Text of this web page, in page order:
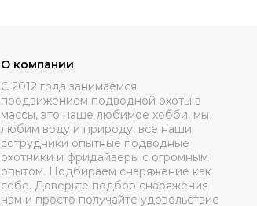
О компании
C 2012 года занимаемся
продвижением подводной охоты в
массы, это наше любимое хобби, мы
любим воду и природу, все наши
сотрудники опытные подводные
охотники и фридайверы с огромным
опытом. Подбираем снаряжение как
себе. Доверьте подбор снаряжения
нам и просто получайте удовольствие